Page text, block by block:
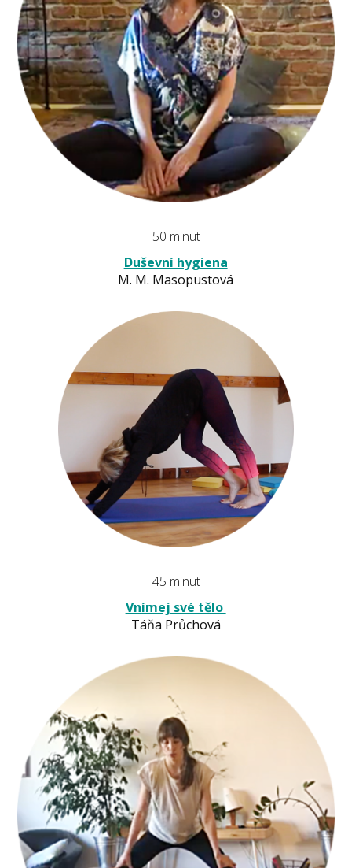
50 minut
Duševní hygiena
M. M. Masopustová
45 minut
Vnímej své tělo
Táňa Průchová